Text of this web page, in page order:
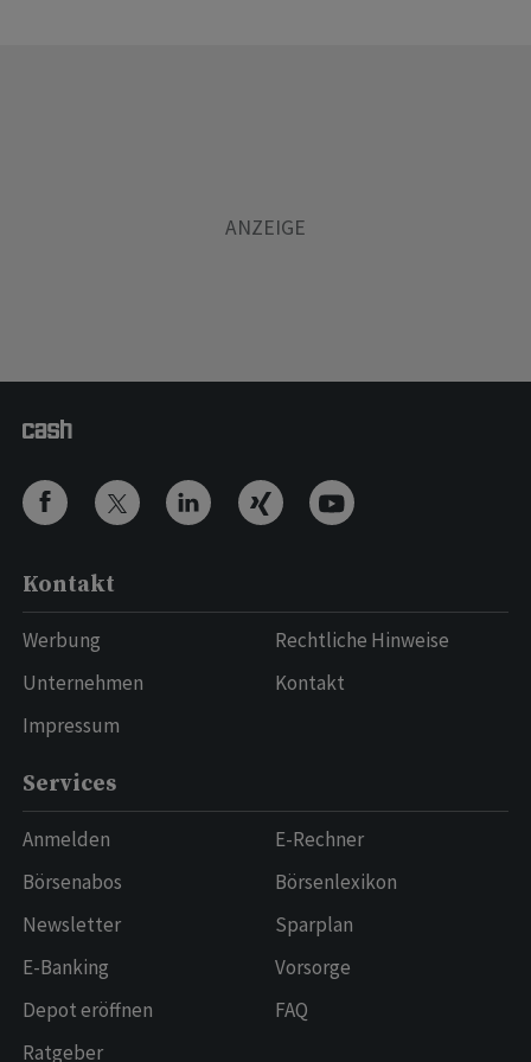
Kontakt
Werbung
Unternehmen
Impressum
Rechtliche Hinweise
Kontakt
Services
Anmelden
Börsenabos
Newsletter
E-Banking
Depot eröffnen
Ratgeber
E-Rechner
Börsenlexikon
Sparplan
Vorsorge
FAQ